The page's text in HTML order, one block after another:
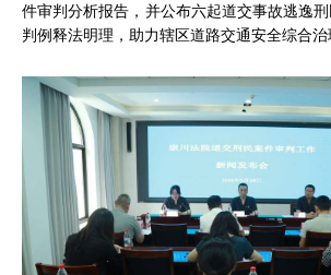
件审判分析报告，并公布六起道交事故逃逸
判例释法明理，助力辖区道路交通安全综合治